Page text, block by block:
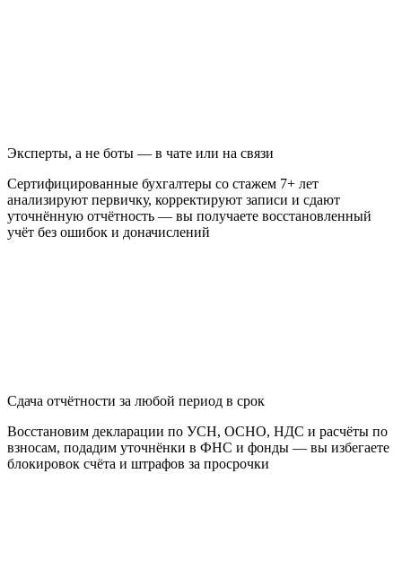
Эксперты, а не боты — в чате или на связи
Сертифицированные бухгалтеры со стажем 7+ лет
анализируют первичку, корректируют записи и сдают
уточнённую отчётность — вы получаете восстановленный
учёт без ошибок и доначислений
Сдача отчётности за любой период в срок
Восстановим декларации по УСН, ОСНО, НДС и расчёты по
взносам, подадим уточнёнки в ФНС и фонды — вы избегаете
блокировок счёта и штрафов за просрочки